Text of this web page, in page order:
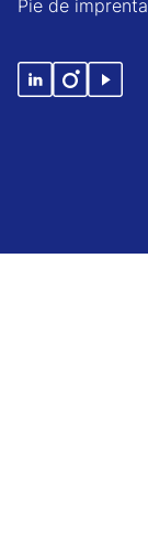
Pie de imprenta